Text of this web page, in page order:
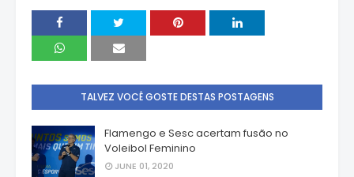
TALVEZ VOCÊ GOSTE DESTAS POSTAGENS
Flamengo e Sesc acertam fusão no
Voleibol Feminino
JUNE 01, 2020